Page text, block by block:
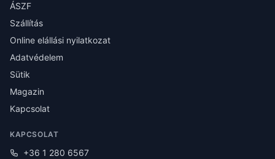
ÁSZF
Szállítás
Online elállási nyilatkozat
Adatvédelem
Sütik
Magazin
Kapcsolat
KAPCSOLAT
+36 1 280 6567